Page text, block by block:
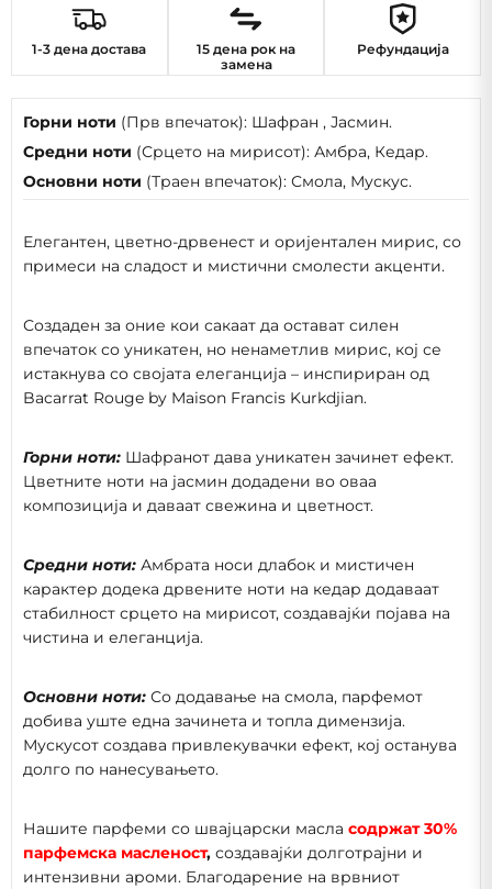
1-3 дена достава
15 дена рок на
замена
Рефундација
Горни ноти (Прв впечаток): Шафран , Јасмин.
Средни ноти (Срцето на мирисот): Амбра, Кедар.
Основни ноти (Траен впечаток): Смола, Мускус.
Елегантен, цветно-дрвенест и оријентален мирис, со
примеси на сладост и мистични смолести акценти.
Создаден за оние кои сакаат да остават силен
впечаток со уникатен, но ненаметлив мирис, кој се
истакнува со својата елеганција – инспириран од
Bacarrat Rouge by Maison Francis Kurkdjian.
Горни ноти: Шафранот дава уникатен зачинет ефект.
Цветните ноти на јасмин додадени во оваа
композиција и даваат свежина и цветност.
Средни ноти: Амбрата носи длабок и мистичен
карактер додека дрвените ноти на кедар додаваат
стабилност срцето на мирисот, создавајќи појава на
чистина и елеганција.
Основни ноти: Со додавање на смола, парфемот
добива уште една зачинета и топла димензија.
Мускусот создава привлекувачки ефект, кој останува
долго по нанесувањето.
Нашите парфеми со швајцарски масла содржат 30%
парфемска масленост, создавајќи долготрајни и
интензивни ароми. Благодарение на врвниот